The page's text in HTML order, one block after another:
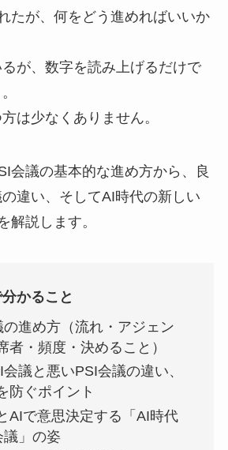
たが、何をどう進めればいいか
るが、数字を読み上げるだけで
は少なくありません。
会議の基本的な進め方から、良
違い、そしてAI時代の新しい
解説します。
かること
の進め方（流れ・アジェン
者・頻度・決めること）
会議と悪いPSI会議の違い、
防ぐポイント
AIで意思決定する「AI時代
議」の姿